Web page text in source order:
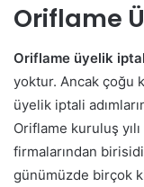
Oriflame
Oriflame üyelik
yoktur. Ancak çoğu
üyelik iptali
Oriflame kuruluş
firmalarından
günümüzde birçok